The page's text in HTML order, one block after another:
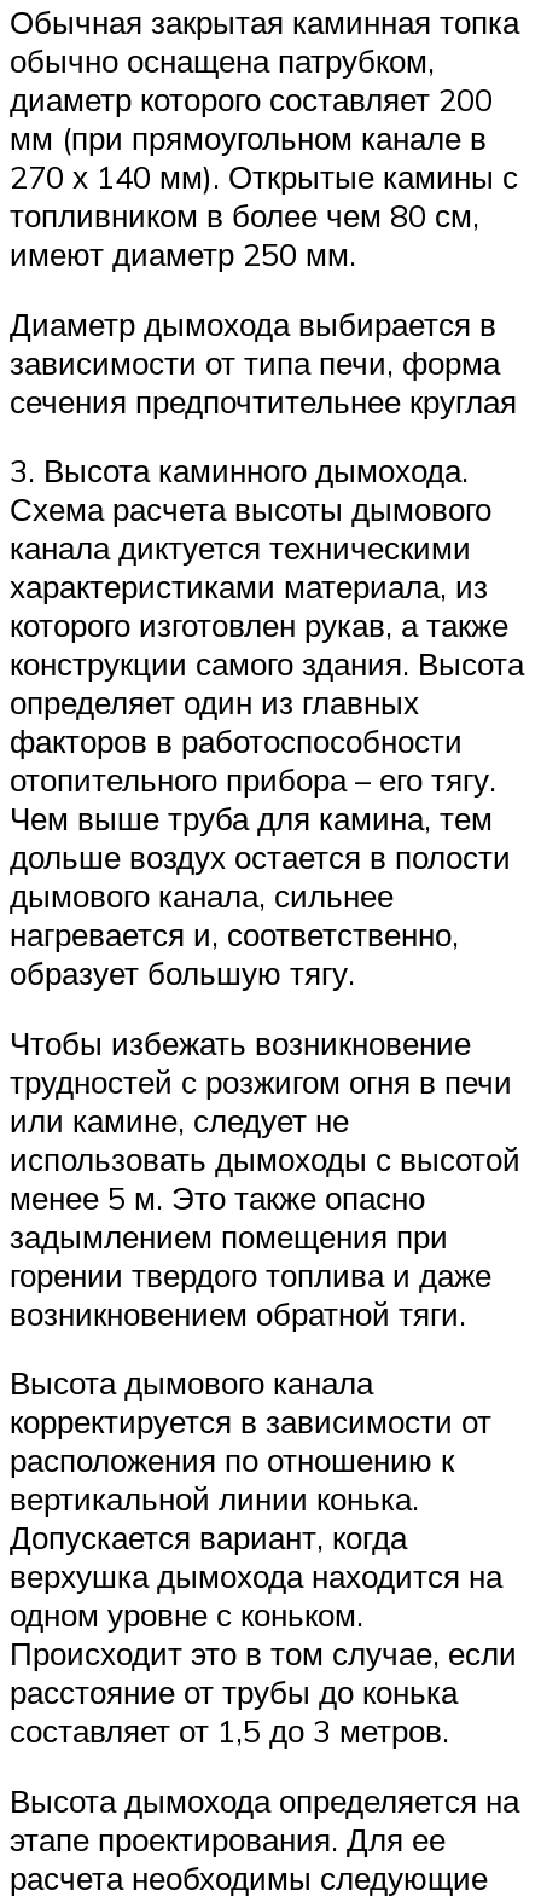
Обычная закрытая каминная топка
обычно оснащена патрубком,
диаметр которого составляет 200
мм (при прямоугольном канале в
270 х 140 мм). Открытые камины с
топливником в более чем 80 см,
имеют диаметр 250 мм.
Диаметр дымохода выбирается в
зависимости от типа печи, форма
сечения предпочтительнее круглая
3. Высота каминного дымохода.
Схема расчета высоты дымового
канала диктуется техническими
характеристиками материала, из
которого изготовлен рукав, а также
конструкции самого здания. Высота
определяет один из главных
факторов в работоспособности
отопительного прибора – его тягу.
Чем выше труба для камина, тем
дольше воздух остается в полости
дымового канала, сильнее
нагревается и, соответственно,
образует большую тягу.
Чтобы избежать возникновение
трудностей с розжигом огня в печи
или камине, следует не
использовать дымоходы с высотой
менее 5 м. Это также опасно
задымлением помещения при
горении твердого топлива и даже
возникновением обратной тяги.
Высота дымового канала
корректируется в зависимости от
расположения по отношению к
вертикальной линии конька.
Допускается вариант, когда
верхушка дымохода находится на
одном уровне с коньком.
Происходит это в том случае, если
расстояние от трубы до конька
составляет от 1,5 до 3 метров.
Высота дымохода определяется на
этапе проектирования. Для ее
расчета необходимы следующие